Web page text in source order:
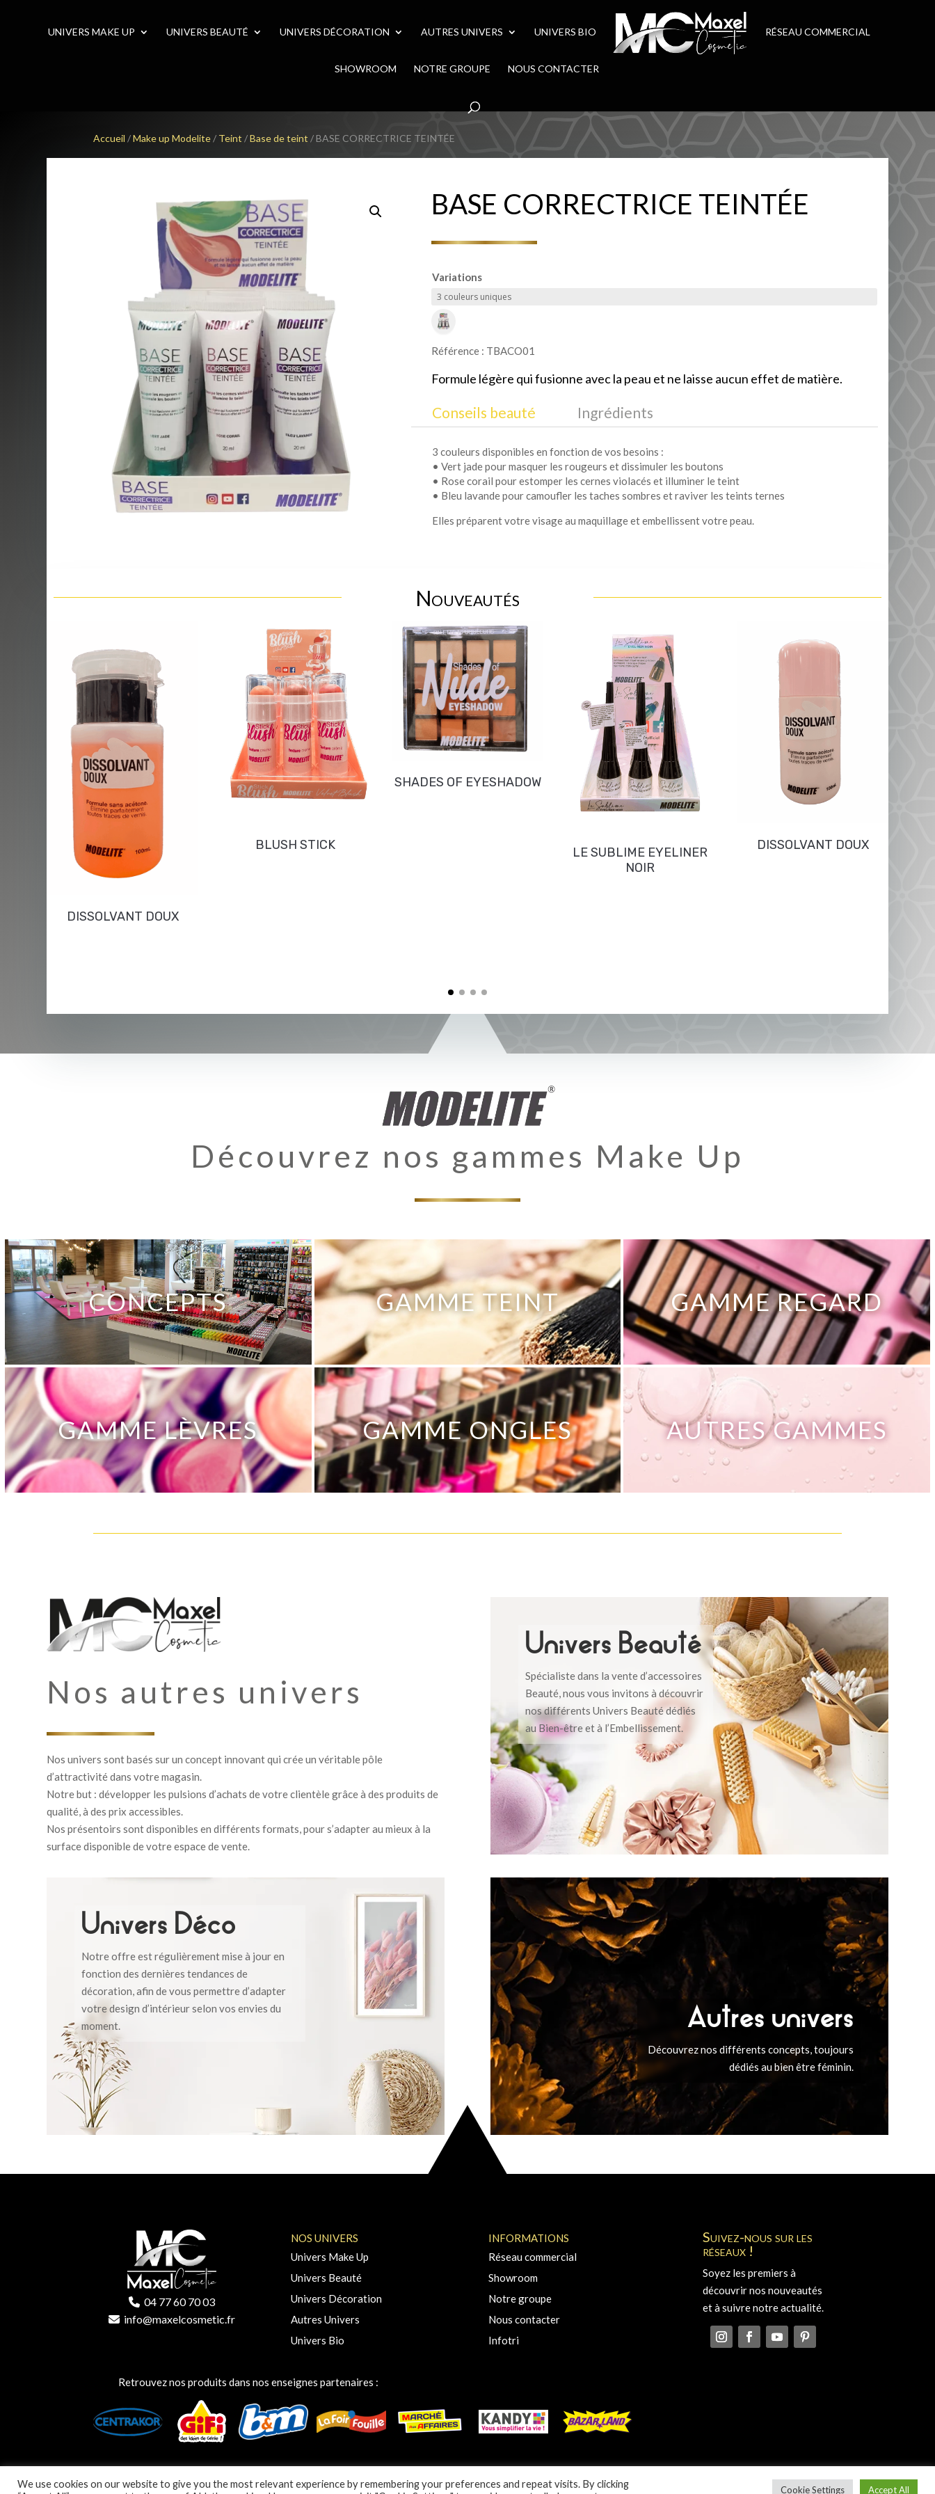
UNIVERS MAKE UP UNIVERS BEAUTÉ UNIVERS DÉCORATION AUTRES UNIVERS UNIVERS BIO RÉSEAU COMMERCIAL
SHOWROOM NOTRE GROUPE NOUS CONTACTER
Accueil /Make up Modelite/ Teint /Base de teint / BASE CORRECTRICE TEINTÉE
BASE CORRECTRICE TEINTÉE
Variations
Référence : TBACO01
Formule légère qui fusionne avec la peau et ne laisse aucun effet de matière.
Conseils beauté Ingrédients
3 couleurs disponibles en fonction de vos besoins :
• Vert jade pour masquer les rougeurs et dissimuler les boutons
• Rose corail pour estomper les cernes violacés et illuminer le teint
• Bleu lavande pour camoufler les taches sombres et raviver les teints ternes
Elles préparent votre visage au maquillage et embellissent votre peau.
Nouveautés
DISSOLVANT DOUX
BLUSH STICK
SHADES OF EYESHADOW
LE SUBLIME EYELINER
NOIR
DISSOLVANT DOUX
Découvrez nos gammes Make Up
CONCEPTS
GAMME LÈVRES
GAMME TEINT
GAMME ONGLES
GAMME REGARD
AUTRES GAMMES
Nos autres univers
Nos univers sont basés sur un concept innovant qui crée un véritable pôle
d’attractivité dans votre magasin.
Notre but : développer les pulsions d’achats de votre clientèle grâce à des produits de
qualité, à des prix accessibles.
Nos présentoirs sont disponibles en différents formats, pour s’adapter au mieux à la
surface disponible de votre espace de vente.
Univers Déco
Notre offre est régulièrement mise à jour en
fonction des dernières tendances de
décoration, afin de vous permettre d’adapter
votre design d’intérieur selon vos envies du
moment.
Univers Beauté
Spécialiste dans la vente d’accessoires
Beauté, nous vous invitons à découvrir
nos différents Univers Beauté dédiés
au Bien-être et à l’Embellissement.
Autres univers
Découvrez nos différents concepts, toujours
dédiés au bien être féminin.
04 77 60 70 03
info@maxelcosmetic.fr
NOS UNIVERS
Univers Make Up
Univers Beauté
Univers Décoration
Autres Univers
Univers Bio
INFORMATIONS
Réseau commercial
Showroom
Notre groupe
Nous contacter
Infotri
Suivez-nous sur les
réseaux !
Soyez les premiers à
découvrir nos nouveautés
et à suivre notre actualité.
Retrouvez nos produits dans nos enseignes partenaires :
© MAXEL COSMETIC 2025 –Mentions légales
We use cookies on our website to give you the most relevant experience by remembering your preferences and repeat visits. By clicking
Cookie Settings Accept All